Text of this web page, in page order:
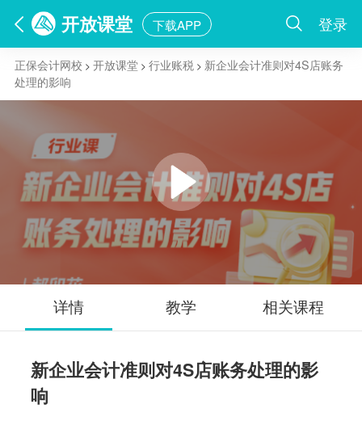
开放课堂 下载APP 登录
正保会计网校 > 开放课堂> 行业账税> 新企业会计准则对4S店账务
处理的影响
详情 教学 相关课程
新企业会计准则对4S店账务处理的影
响